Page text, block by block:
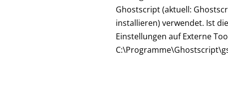
Ghostscript (aktuell:
installieren) verwendet. Ist
Einstellungen auf Externe